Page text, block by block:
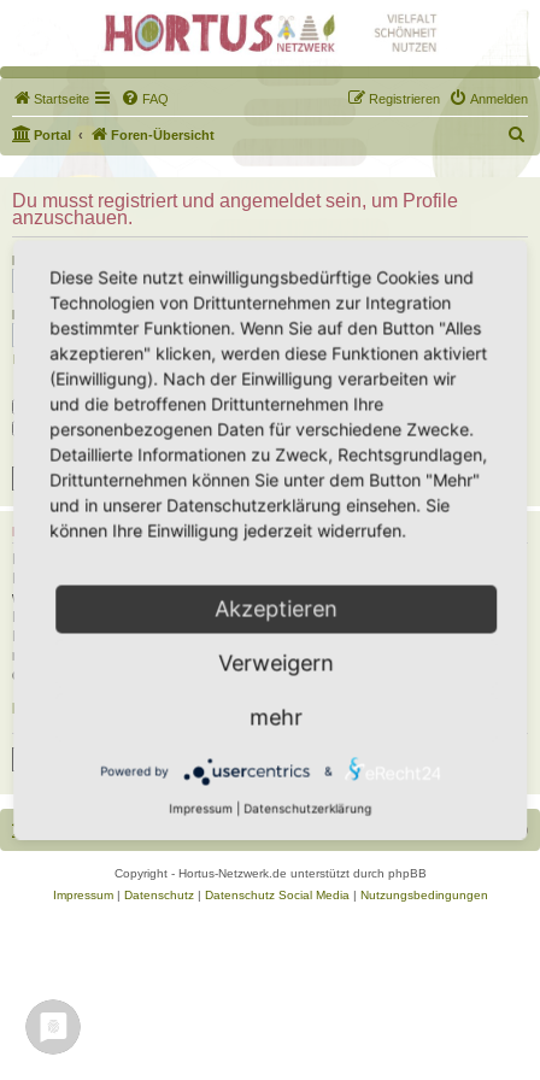
Startseite FAQ Anmelden
Registrieren
Portal Foren-Übersicht
u
Du musst registriert und angemeldet sein, um Profile
anzuschauen.
Benutzername:
Passwort:
Ich habe mein Passwort vergessen
Angemeldet bleiben
Meinen Online-Status während dieser Sitzung verbergen
REGISTRIEREN
weitere Funktionen zuzugreifen. Die Board-Administration kann registrierten
Benutzern auch zusätzliche Berechtigungen zuweisen. Beachte bitte unsere
Nutzungsbedingungen und die verwandten Regelungen, bevor du dich
registrierst. Bitte beachte auch die jeweiligen Forenregeln, wenn du dich in
diesem Board bewegst.
Datenschutzerklärung
UTC+02:00
Copyright - Hortus-Netzwerk.de unterstützt durch phpBB
Impressum| Datenschutz| Datenschutz Social Media Nutzungsbedingungen
Diese Seite nutzt einwilligungsbedürftige Cookies und
Technologien von Drittunternehmen zur Integration
bestimmter Funktionen. Wenn Sie auf den Button "Alles
akzeptieren" klicken, werden diese Funktionen aktiviert
(Einwilligung). Nach der Einwilligung verarbeiten wir
und die betroffenen Drittunternehmen Ihre
personenbezogenen Daten für verschiedene Zwecke.
Detaillierte Informationen zu Zweck, Rechtsgrundlagen,
Drittunternehmen können Sie unter dem Button "Mehr"
und in unserer Datenschutzerklärung einsehen. Sie
können Ihre Einwilligung jederzeit widerrufen.
Akzeptieren
Verweigern
mehr
Powered by &
Impressum Datenschutzerklärung